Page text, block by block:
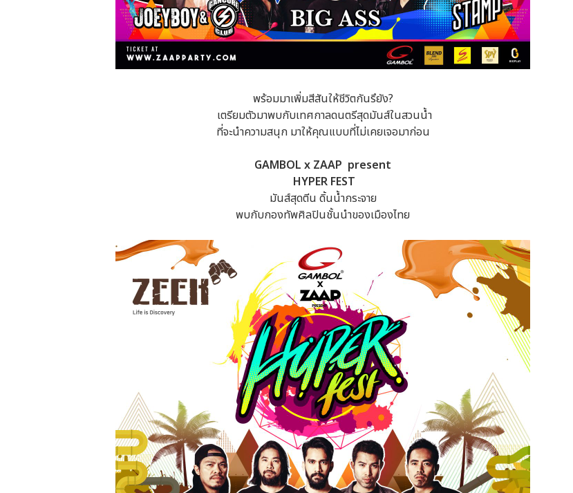
พร้อมมาเพิ่มสีสันให้ชีวิตกันรึยัง?
เตรียมตัวมาพบกับเทศกาลดนตรีสุดมันส์ในสวนน้ำ
ที่จะนำความสนุก มาให้คุณแบบที่ไม่เคยเจอมาก่อน
GAMBOL x ZAAP present
HYPER FEST
มันส์สุดตีน ดิ้นน้ำกระจาย
พบกับกองทัพศิลปินชั้นนำของเมืองไทย